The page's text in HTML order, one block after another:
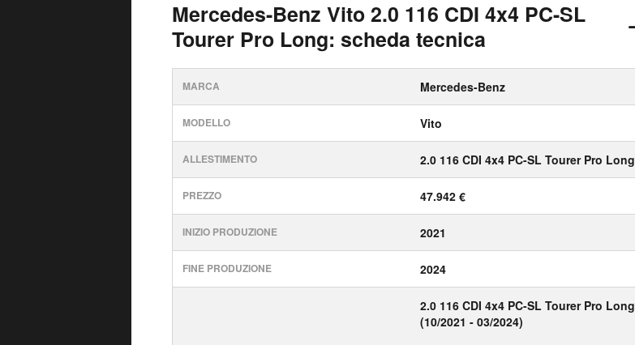
Mercedes-Benz Vito 2.0 116 CDI 4x4 PC-SL
Tourer Pro Long: scheda tecnica
MARCA Mercedes-Benz
MODELLO Vito
ALLESTIMENTO 2.0 116 CDI 4x4 PC-SL Tourer Pro Long
PREZZO 47.942 €
INIZIO PRODUZIONE 2021
FINE PRODUZIONE 2024
2.0 116 CDI 4x4 PC-SL Tourer Pro Long
(10/2021 - 03/2024)